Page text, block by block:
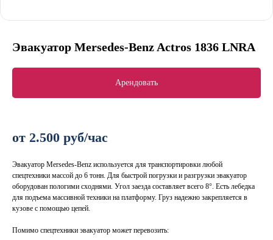
Эвакуатор Mersedes-Benz Actros 1836 LNRA
Арендовать
от 2.500 руб/час
Эвакуатор Mersedes-Benz используется для транспортировки любой
спецтехники массой до 6 тонн. Для быстрой погрузки и разгрузки эвакуатор
оборудован пологими сходнями. Угол заезда составляет всего 8°. Есть лебедка
для подъема массивной техники на платформу. Груз надежно закрепляется в
кузове с помощью цепей.
Помимо спецтехники эвакуатор может перевозить: